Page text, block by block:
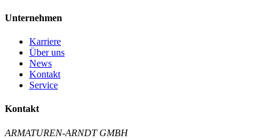
Unternehmen
Karriere
Über uns
News
Kontakt
Service
Kontakt
ARMATUREN-ARNDT GMBH